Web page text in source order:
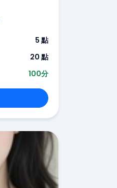
5 點
20 點
100分